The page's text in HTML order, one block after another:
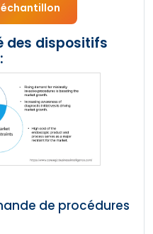
des dispositifs
de procédures